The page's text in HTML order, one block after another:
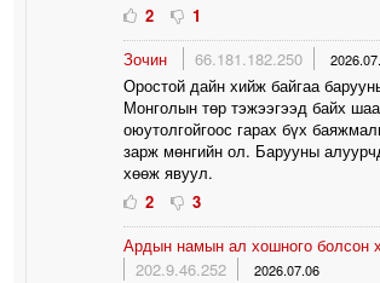
2
1
Зочин
66.181.182.250
Оростой дайн хийж байгаа
Монголын төр тэжээгээд байх
оюутолгойгоос гарах бүх
зарж мөнгийн ол. Барууны
хөөж явуул.
2
3
Ардын намын ал хошного болсон
202.9.46.252
2026.07.06